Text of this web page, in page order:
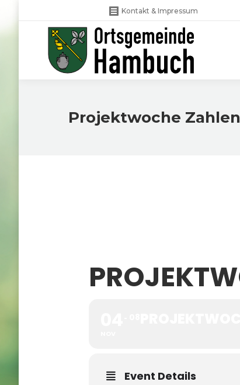
Kontakt & Impressum
Projektwoche
Event Details